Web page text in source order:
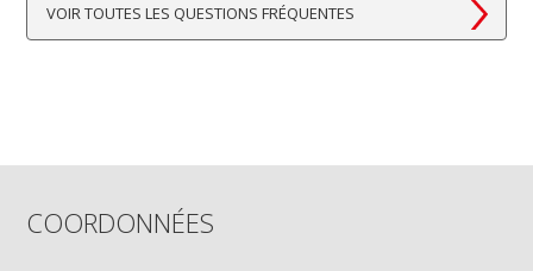
VOIR TOUTES LES QUESTIONS FRÉQUENTES
COORDONNÉES